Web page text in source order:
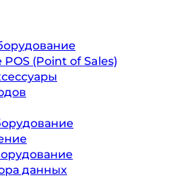
(Point of Sales)
данных